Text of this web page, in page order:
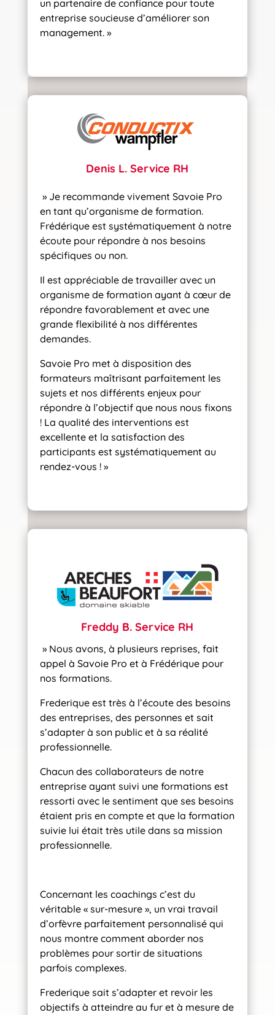
un partenaire de confiance pour toute
entreprise soucieuse d’améliorer son
management. »
Denis L. Service RH
» Je recommande vivement Savoie Pro
en tant qu’organisme de formation.
Frédérique est systématiquement à notre
écoute pour répondre à nos besoins
spécifiques ou non.
Il est appréciable de travailler avec un
organisme de formation ayant à cœur de
répondre favorablement et avec une
grande flexibilité à nos différentes
demandes.
Savoie Pro met à disposition des
formateurs maîtrisant parfaitement les
sujets et nos différents enjeux pour
répondre à l’objectif que nous nous fixons
! La qualité des interventions est
excellente et la satisfaction des
participants est systématiquement au
rendez-vous ! »
Freddy B. Service RH
» Nous avons, à plusieurs reprises, fait
appel à Savoie Pro et à Frédérique pour
nos formations.
Frederique est très à l’écoute des besoins
des entreprises, des personnes et sait
s’adapter à son public et à sa réalité
professionnelle.
Chacun des collaborateurs de notre
entreprise ayant suivi une formations est
ressorti avec le sentiment que ses besoins
étaient pris en compte et que la formation
suivie lui était très utile dans sa mission
professionnelle.
Concernant les coachings c’est du
véritable « sur-mesure », un vrai travail
d’orfèvre parfaitement personnalisé qui
nous montre comment aborder nos
problèmes pour sortir de situations
parfois complexes.
Frederique sait s’adapter et revoir les
objectifs à atteindre au fur et à mesure de